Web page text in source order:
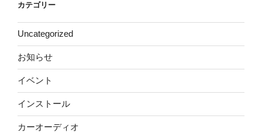
カテゴリー
Uncategorized
お知らせ
イベント
インストール
カーオーディオ